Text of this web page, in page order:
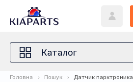
Каталог
Головна Пошук Датчик парктроника